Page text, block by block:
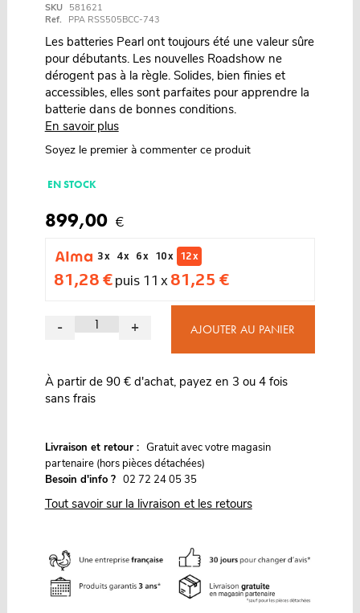
SKU
581621
Ref.
PPA RSS505BCC-743
Les batteries Pearl ont toujours été une valeur sûre
pour débutants. Les nouvelles Roadshow ne
dérogent pas à la règle. Solides, bien finies et
accessibles, elles sont parfaites pour apprendre la
batterie dans de bonnes conditions.
En savoir plus
Soyez le premier à commenter ce produit
EN STOCK
899,00 €
3 x 4 x 6 x 10 x 12 x
81,28 €puis 11 x 81,25 €
- + AJOUTER AU PANIER
À partir de 90 € d'achat, payez en 3 ou 4 fois
sans frais
Livraison et retour : Gratuit avec votre magasin
partenaire (hors pièces détachées)
Besoin d'info ? 02 72 24 05 35
Tout savoir sur la livraison et les retours